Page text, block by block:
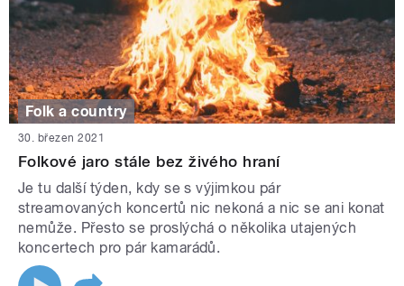
Folk a country
30. březen 2021
Folkové jaro stále bez živého hraní
Je tu další týden, kdy se s výjimkou pár
streamovaných koncertů nic nekoná a nic se ani konat
nemůže. Přesto se proslýchá o několika utajených
koncertech pro pár kamarádů.